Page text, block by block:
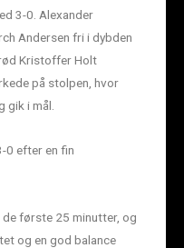
3-0. Alexander
Andersen fri i dybden
Kristoffer Holt
på stolpen, hvor
gik i mål.
0 efter en fin
første 25 minutter, og
og en god balance